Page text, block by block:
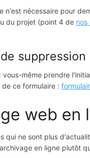
n'est nécessaire pour
du projet (point 4 de nos
vous-même prendre
de ce formulaire :
web en
qui ne sont plus
en ligne plutôt